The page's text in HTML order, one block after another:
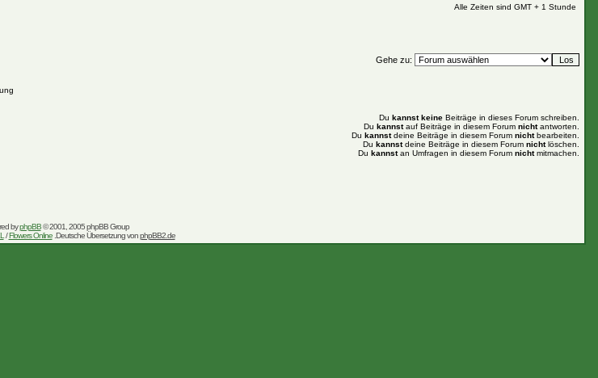
Alle Zeiten sind GMT + 1 Stunde
Gehe zu:
Du kannst keine Beiträge in dieses Forum schreiben.
Du kannstauf Beiträge in diesem Forum nichtantworten.
Du kannstdeine Beiträge in diesem Forum nichtbearbeiten.
Du kannstdeine Beiträge in diesem Forum nichtlöschen.
Du kannstan Umfragen in diesem Forum nichtmitmachen.
byphpBB© 2001, 2005 phpBB Group
/Flowers Online.Deutsche Übersetzung vonphpBB2.de